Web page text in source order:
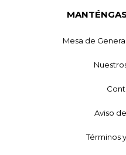
Mesa de
Aviso
Términos